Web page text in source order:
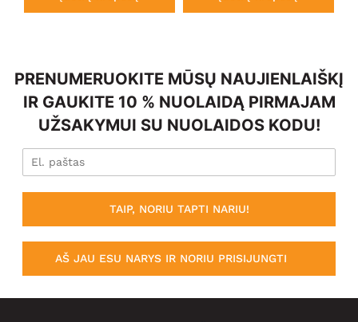
PRENUMERUOKITE MŪSŲ NAUJIENLAIŠKĮ
IR GAUKITE 10 % NUOLAIDĄ PIRMAJAM
UŽSAKYMUI SU NUOLAIDOS KODU!
TAIP, NORIU TAPTI NARIU!
AŠ JAU ESU NARYS IR NORIU PRISIJUNGTI